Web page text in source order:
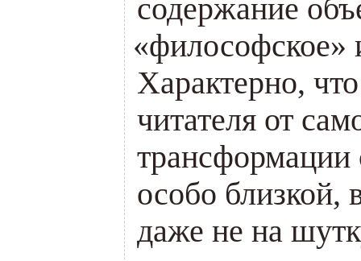
содержание
«философское»
Характерно,
читателя от
трансформации
особо близкой,
даже не на